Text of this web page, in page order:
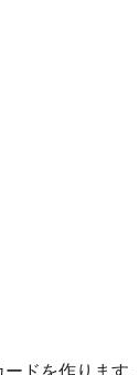
ドを作ります。